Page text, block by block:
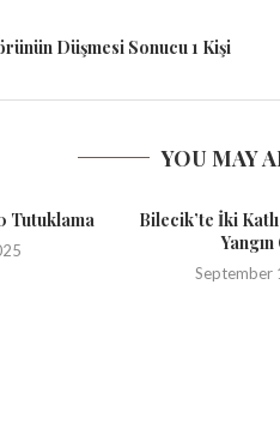
Düşmesi Sonucu 1 Kişi
YOU MAY
Tutuklama
Bilecik’te İki
Yangın
September